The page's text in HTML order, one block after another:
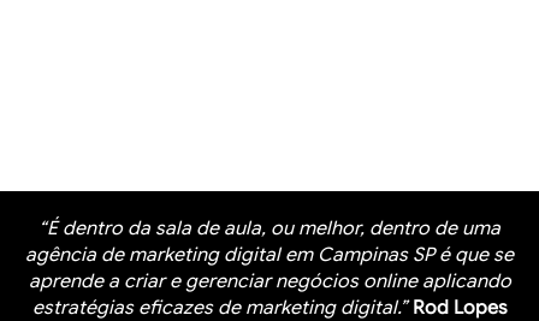
“É dentro da sala de aula, ou melhor, dentro de uma
agência de marketing digital em Campinas SP é que se
aprende a criar e gerenciar negócios online aplicando
estratégias eficazes de marketing digital.” Rod Lopes